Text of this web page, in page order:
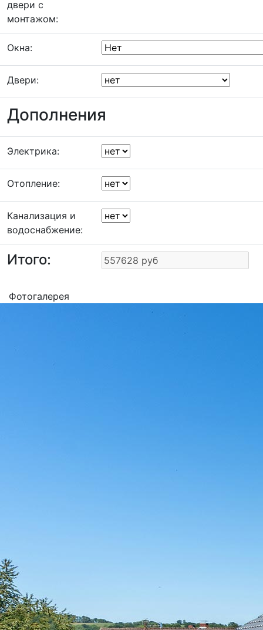
двери с
монтажом:
Окна:
Двери:
Дополнения
Электрика:
Отопление:
Канализация и
водоснабжение:
Итого:
Фотогалерея